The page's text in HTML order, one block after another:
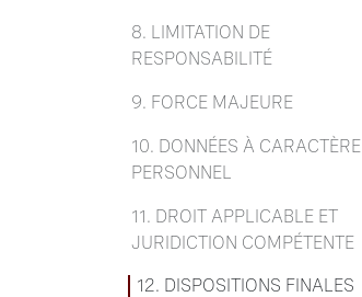
8. LIMITATION DE
RESPONSABILITÉ
9. FORCE MAJEURE
10. DONNÉES À CARACTÈRE
PERSONNEL
11. DROIT APPLICABLE ET
JURIDICTION COMPÉTENTE
12. DISPOSITIONS FINALES